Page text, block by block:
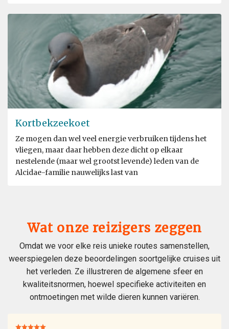
Kortbekzeekoet
Ze mogen dan wel veel energie verbruiken tijdens het
vliegen, maar daar hebben deze dicht op elkaar
nestelende (maar wel grootst levende) leden van de
Alcidae-familie nauwelijks last van
Wat onze reizigers zeggen
Omdat we voor elke reis unieke routes samenstellen,
weerspiegelen deze beoordelingen soortgelijke cruises uit
het verleden. Ze illustreren de algemene sfeer en
kwaliteitsnormen, hoewel specifieke activiteiten en
ontmoetingen met wilde dieren kunnen variëren.